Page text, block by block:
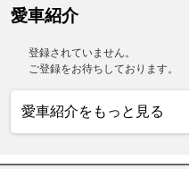
愛車紹介
登録されていません。
ご登録をお待ちしております。
愛車紹介をもっと見る